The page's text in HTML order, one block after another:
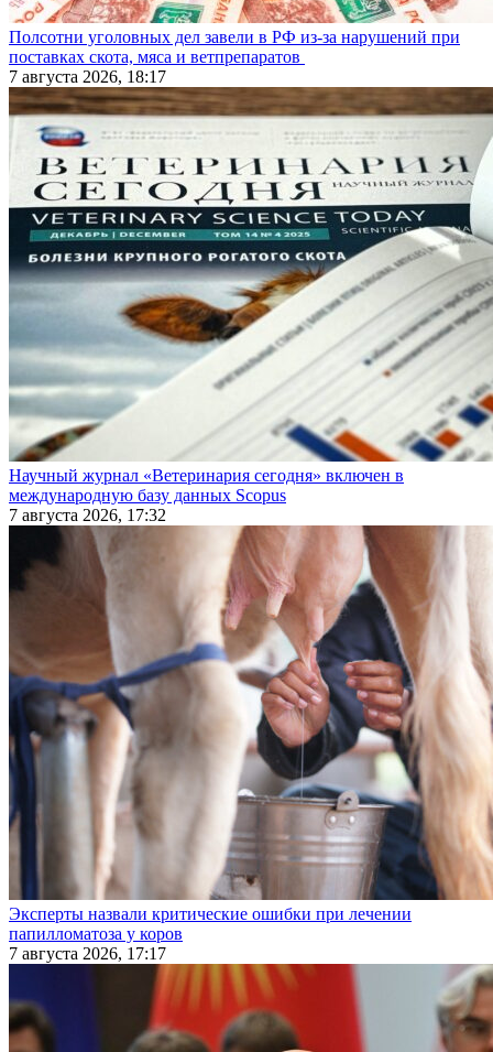
Полсотни уголовных дел завели в РФ из-за нарушений при
поставках скота, мяса и ветпрепаратов
7 августа 2026, 18:17
Научный журнал «Ветеринария сегодня» включен в
международную базу данных Scopus
7 августа 2026, 17:32
Эксперты назвали критические ошибки при лечении
папилломатоза у коров
7 августа 2026, 17:17